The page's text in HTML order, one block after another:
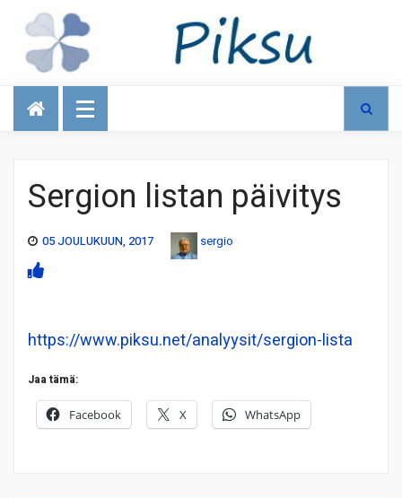
Talous
Sergion listan päivitys
05 JOULUKUUN, 2017 sergio
https://www.piksu.net/analyysit/sergion-lista
Jaa tämä:
Facebook X WhatsApp